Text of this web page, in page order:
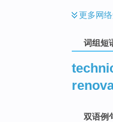
更多网
词组短
双语例